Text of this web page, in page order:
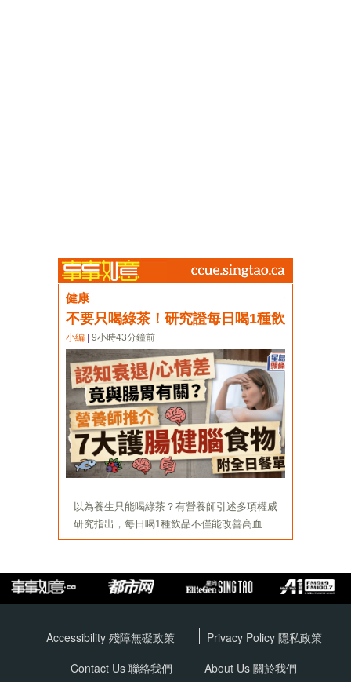
Accessibility 殘障無礙政策 Privacy Policy 隱私政策
Contact Us 聯絡我們
About Us 關於我們